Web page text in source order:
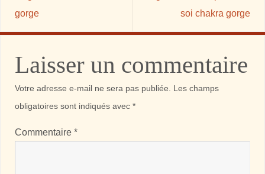
gorge
soi chakra gorge
Laisser un commentaire
Votre adresse e-mail ne sera pas publiée.
Les champs
obligatoires sont indiqués avec*
Commentaire*